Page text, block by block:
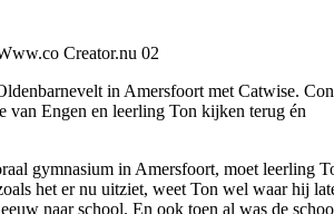
in Amersfoort met Catwise.
van Engen en leerling Ton kijken terug én
gymnasium in Amersfoort, moet leerling
het er nu uitziet, weet Ton wel waar hij
naar school. En ook toen al was de